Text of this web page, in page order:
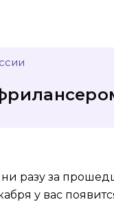
разу за
у вас